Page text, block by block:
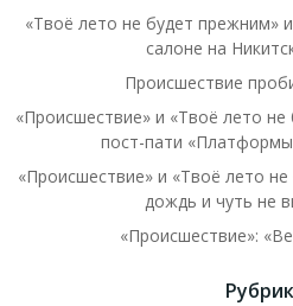
«Твоё лето не будет прежним»
салоне на
Происшествие
«Происшествие» и «Твоё лето
пост-пати
«Происшествие» и «Твоё лето
дождь и чуть не
«Происшествие»: